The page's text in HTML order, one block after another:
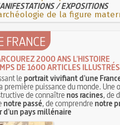
/ EXPOSITIONS
de la figure
FRANCE
2000 ANS L'HISTOIRE
DE 1600 ARTICLES ILLUSTRÉS
leportrait vivifiant d'une
première puissance du monde. Une
de connaîtrenos racines, de
notre passé, de comprendrenotre
d'un pays millénaire